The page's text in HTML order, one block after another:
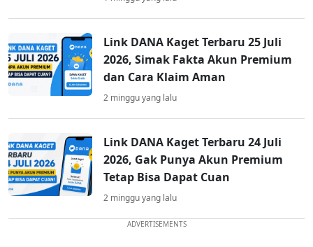
Link DANA Kaget Terbaru 25 Juli
2026, Simak Fakta Akun Premium
dan Cara Klaim Aman
2 minggu yang lalu
Link DANA Kaget Terbaru 24 Juli
2026, Gak Punya Akun Premium
Tetap Bisa Dapat Cuan
2 minggu yang lalu
ADVERTISEMENTS